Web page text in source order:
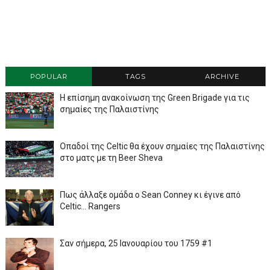
POPULAR TAGS ARCHIVE
Η επίσημη ανακοίνωση της Green Brigade για τις
σημαίες της Παλαιστίνης
Οπαδοί της Celtic θα έχουν σημαίες της Παλαιστίνης
στο ματς με τη Beer Sheva
Πως άλλαξε ομάδα ο Sean Conney κι έγινε από
Celtic... Rangers
Σαν σήμερα, 25 Ιανουαρίου του 1759 #1